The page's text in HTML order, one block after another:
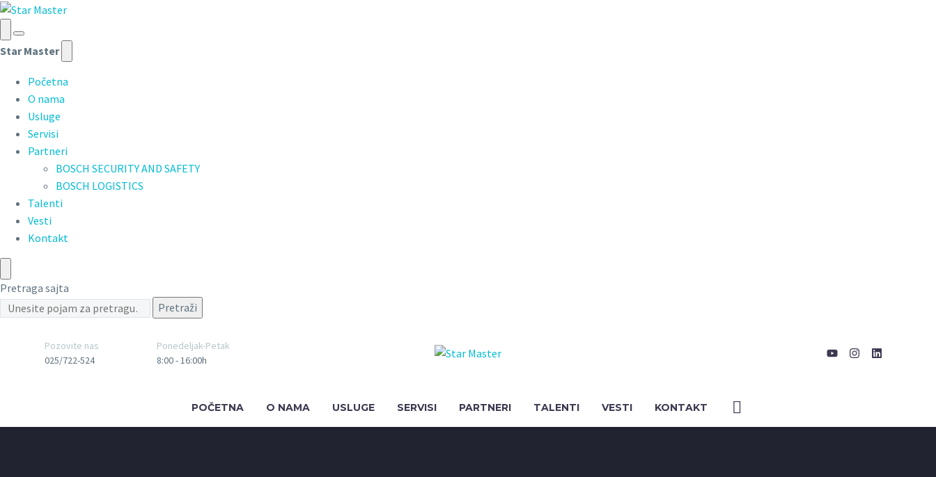
Star Master
Početna
O nama
Usluge
Servisi
Partneri
BOSCH SECURITY AND SAFETY
BOSCH LOGISTICS
Talenti
Vesti
Kontakt
Pretraga sajta
Pretraži
Pozovite nas
025/722-524
Ponedeljak-Petak
8:00 - 16:00h
POČETNA O NAMA USLUGE SERVISI PARTNERI TALENTI VESTI KONTAKT